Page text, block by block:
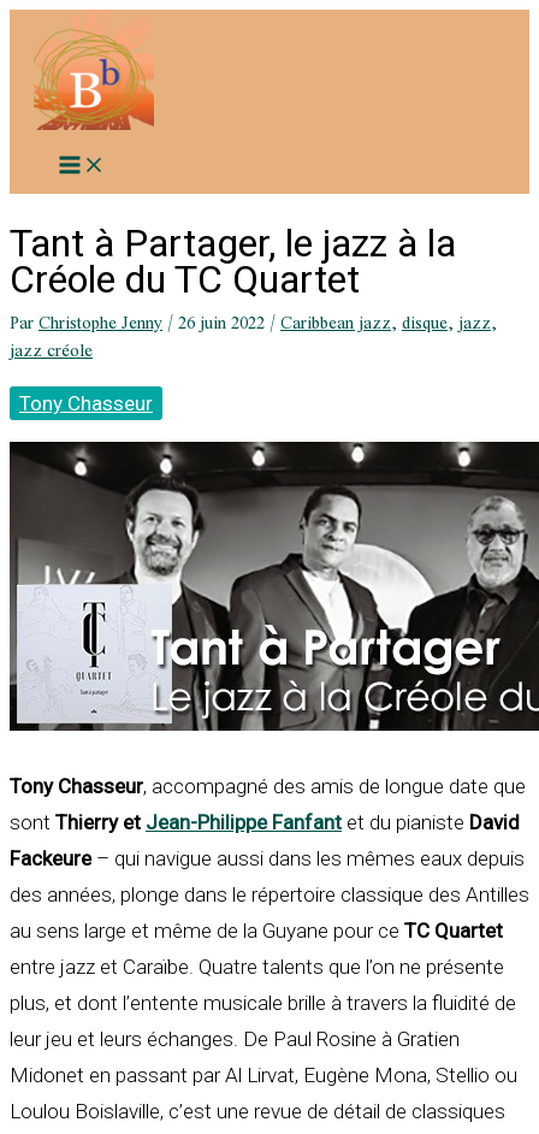
contenu
Tant à Partager, le jazz à la
Créole du TC Quartet
ParChristophe Jenny/26 juin 2022/Caribbean jazz,disque,jazz,
jazz créole
Tony Chasseur
Tony Chasseur, accompagné des amis de longue date que
sont Thierry et Jean-Philippe Fanfant et du pianiste David
Fackeure– qui navigue aussi dans les mêmes eaux depuis
des années, plonge dans le répertoire classique des Antilles
au sens large et même de la Guyane pour ce TC Quartet
entre jazz et Caraïbe. Quatre talents que l’on ne présente
plus, et dont l’entente musicale brille à travers la fluidité de
leur jeu et leurs échanges. De Paul Rosine à Gratien
Midonet en passant par Al Lirvat, Eugène Mona, Stellio ou
Loulou Boislaville, c’est une revue de détail de classiques